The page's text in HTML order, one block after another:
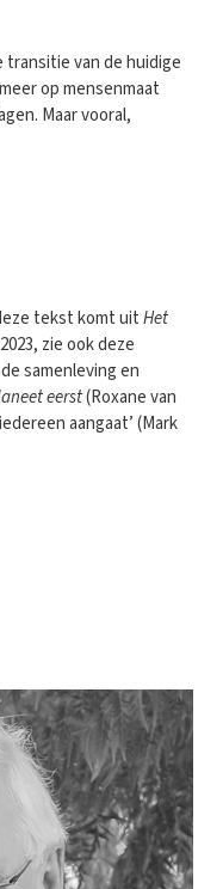
van de huidige
op mensenmaat
Maar vooral,
tekst komt uitHet
zie ook deze
samenleving en
eerst(Roxane van
aangaat’ (Mark